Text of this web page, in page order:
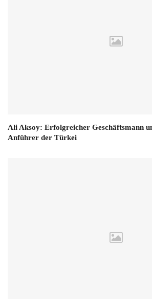
Ali Aksoy: Erfolgreicher Geschäftsmann
Anführer der Türkei